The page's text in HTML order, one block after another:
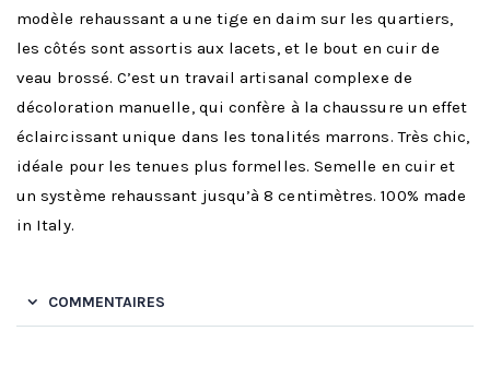
modèle rehaussant a une tige en daim sur les quartiers,
les côtés sont assortis aux lacets, et le bout en cuir de
veau brossé. C’est un travail artisanal complexe de
décoloration manuelle, qui confère à la chaussure un effet
éclaircissant unique dans les tonalités marrons. Très chic,
idéale pour les tenues plus formelles. Semelle en cuir et
un système rehaussant jusqu’à 8 centimètres. 100% made
in Italy.
COMMENTAIRES